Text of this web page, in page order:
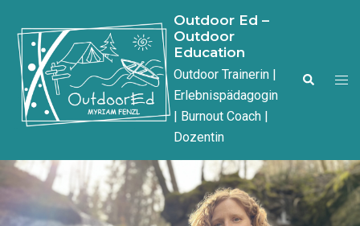
Outdoor Ed –
Outdoor
Education
Outdoor Trainerin |
Erlebnispädagogin
| Burnout Coach |
Dozentin